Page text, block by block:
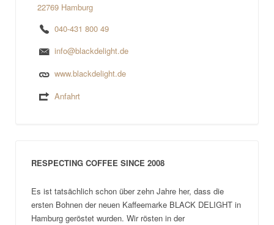
22769 Hamburg
040-431 800 49
info@blackdelight.de
www.blackdelight.de
Anfahrt
RESPECTING COFFEE SINCE 2008
Es ist tatsächlich schon über zehn Jahre her, dass die
ersten Bohnen der neuen Kaffeemarke BLACK DELIGHT in
Hamburg geröstet wurden. Wir rösten in der